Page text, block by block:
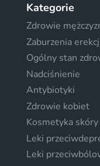
Kategorie
Zdrowie
Zaburzenia
Ogólny stan
Nadciśnienie
Antybiotyki
Zdrowie kobiet
Kosmetyka skóry
Leki
Leki